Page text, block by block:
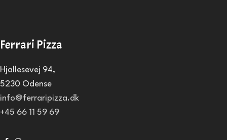
Ferrari Pizza
Hjallesevej 94,
5230 Odense
info@ferraripizza.dk
+45 66 11 59 69